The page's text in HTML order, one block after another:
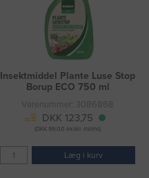
Insektmiddel Plante Luse Stop
Borup ECO 750 ml
Varenummer: 3086868
DKK 123,75
(DKK 99,00 ekskl. moms)
Læg i kurv